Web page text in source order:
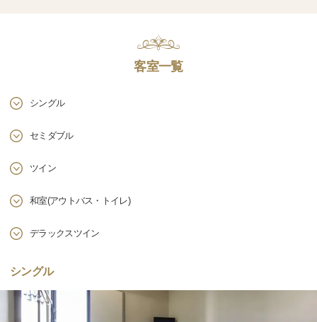
客室一覧
シングル
セミダブル
ツイン
和室(アウトバス・トイレ)
デラックスツイン
シングル